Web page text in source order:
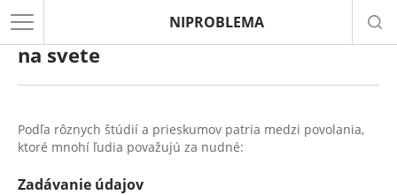
NIPROBLEMA
Podľa niektorých najnudnejšia práca
na svete
Podľa rôznych štúdií a prieskumov patria medzi povolania,
ktoré mnohí ľudia považujú za nudné:
Zadávanie údajov